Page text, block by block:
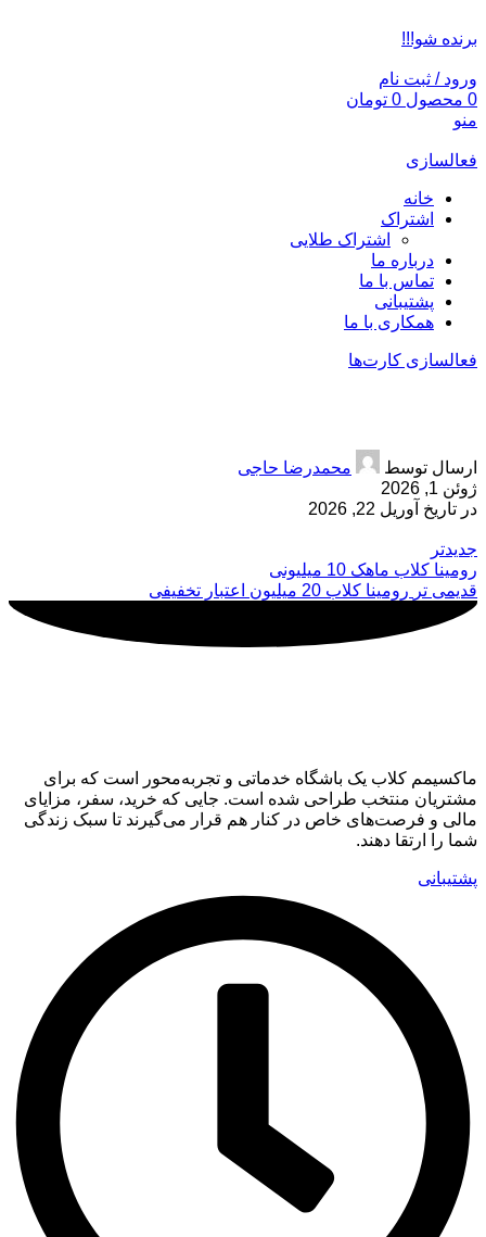
برنده شو!!!
ورود / ثبت نام
0 محصول 0 تومان
منو
فعالسازی
خانه
اشتراک
اشتراک طلایی
درباره ما
تماس با ما
پشتیبانی
همکاری با ما
فعالسازی کارت‌ها
ارسال توسط
محمدرضا حاجی
ژوئن 1, 2026
در تاریخ آوریل 22, 2026
جدیدتر
رومینا کلاب ماهک 10 میلیونی
قدیمی تر رومینا کلاب 20 میلیون اعتبار تخفیفی
ماکسیمم کلاب یک باشگاه خدماتی و تجربه‌محور است که برای
مشتریان منتخب طراحی شده است. جایی که خرید، سفر، مزایای
مالی و فرصت‌های خاص در کنار هم قرار می‌گیرند تا سبک زندگی
شما را ارتقا دهند.
پشتیبانی